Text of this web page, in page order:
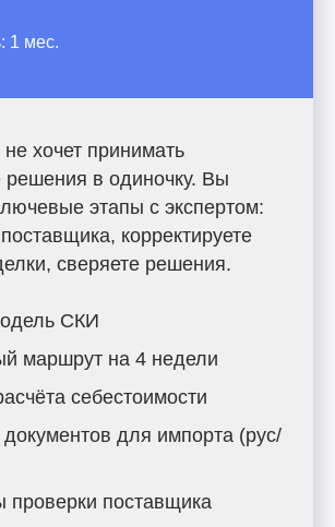
1 мес.
хочет принимать
решения в одиночку. Вы
этапы с экспертом:
корректируете
сверяете решения.
СКИ
маршрут на 4 недели
себестоимости
для импорта (рус/
проверки поставщика